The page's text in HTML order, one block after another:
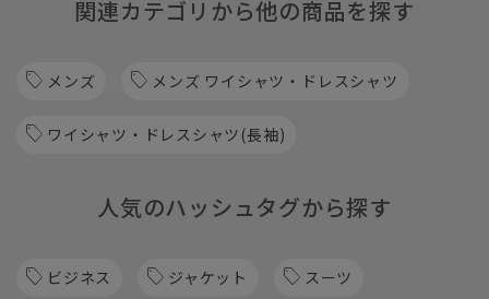
関連カテゴリから他の商品を探す
メンズ メンズ ワイシャツ・ドレスシャツ
ワイシャツ・ドレスシャツ(長袖)
人気のハッシュタグから探す
ビジネス ジャケット スーツ